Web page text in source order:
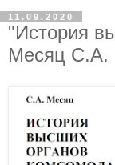
11.09.2020
"История
Месяц С.А.